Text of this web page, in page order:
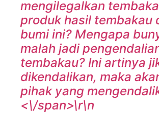
mengilegalkan
produk hasil tembakau
bumi ini? Mengapa
malah jadi
tembakau? Ini artinya
dikendalikan, maka
pihak yang
<\/span>\r\n